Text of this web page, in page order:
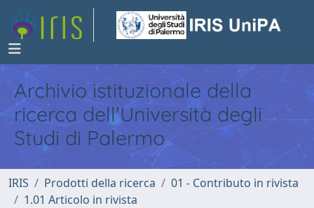
Archivio istituzionale della
ricerca dell'Università degli
Studi di Palermo
IRIS Prodotti della ricerca
01 - Contributo in rivista
1.01 Articolo in rivista